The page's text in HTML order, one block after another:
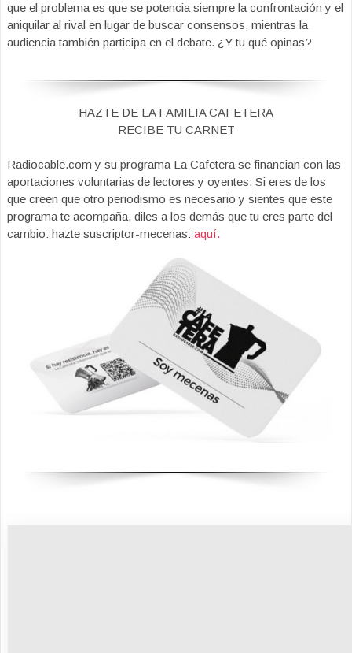
que el problema es que se potencia siempre la confrontación y el
aniquilar al rival en lugar de buscar consensos, mientras la
audiencia también participa en el debate. ¿Y tu qué opinas?
HAZTE DE LA FAMILIA CAFETERA
RECIBE TU CARNET
Radiocable.com y su programa La Cafetera se financian con las
aportaciones voluntarias de lectores y oyentes. Si eres de los
que creen que otro periodismo es necesario y sientes que este
programa te acompaña, diles a los demás que tu eres parte del
cambio: hazte suscriptor-mecenas: aquí.